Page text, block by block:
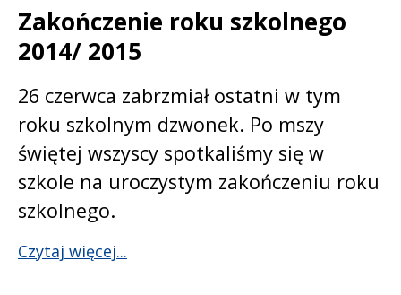
Zakończenie roku szkolnego
2014/ 2015
Treść
26 czerwca zabrzmiał ostatni w tym
roku szkolnym dzwonek. Po mszy
świętej wszyscy spotkaliśmy się w
szkole na uroczystym zakończeniu roku
szkolnego.
Czytaj więcej...